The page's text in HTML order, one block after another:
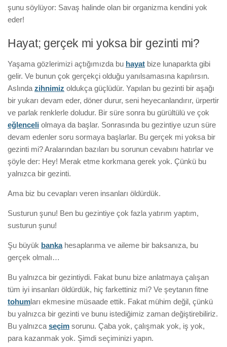
şunu söylüyor: Savaş halinde olan bir organizma kendini yok
eder!
Hayat; gerçek mi yoksa bir gezinti mi?
Yaşama gözlerimizi açtığımızda bu hayat bize lunaparkta gibi
gelir. Ve bunun çok gerçekçi olduğu yanılsamasına kapılırsın.
Aslında zihnimiz oldukça güçlüdür. Yapılan bu gezinti bir aşağı
bir yukarı devam eder, döner durur, seni heyecanlandırır, ürpertir
ve parlak renklerle doludur. Bir süre sonra bu gürültülü ve çok
eğlenceli olmaya da başlar. Sonrasında bu gezintiye uzun süre
devam edenler soru sormaya başlarlar. Bu gerçek mi yoksa bir
gezinti mi? Aralarından bazıları bu sorunun cevabını hatırlar ve
şöyle der: Hey! Merak etme korkmana gerek yok. Çünkü bu
yalnızca bir gezinti.
Ama biz bu cevapları veren insanları öldürdük.
Susturun şunu! Ben bu gezintiye çok fazla yatırım yaptım,
susturun şunu!
Şu büyük banka hesaplarıma ve aileme bir baksanıza, bu
gerçek olmalı…
Bu yalnızca bir gezintiydi. Fakat bunu bize anlatmaya çalışan
tüm iyi insanları öldürdük, hiç farkettiniz mi? Ve şeytanın fitne
tohumları ekmesine müsaade ettik. Fakat mühim değil, çünkü
bu yalnızca bir gezinti ve bunu istediğimiz zaman değiştirebiliriz.
Bu yalnızca seçim sorunu. Çaba yok, çalışmak yok, iş yok,
para kazanmak yok. Şimdi seçiminizi yapın.